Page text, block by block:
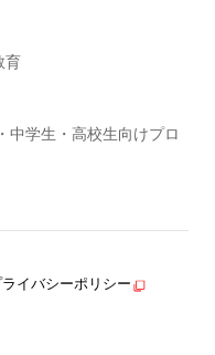
育
中学生・高校生向けプロ
ライバシーポリシー